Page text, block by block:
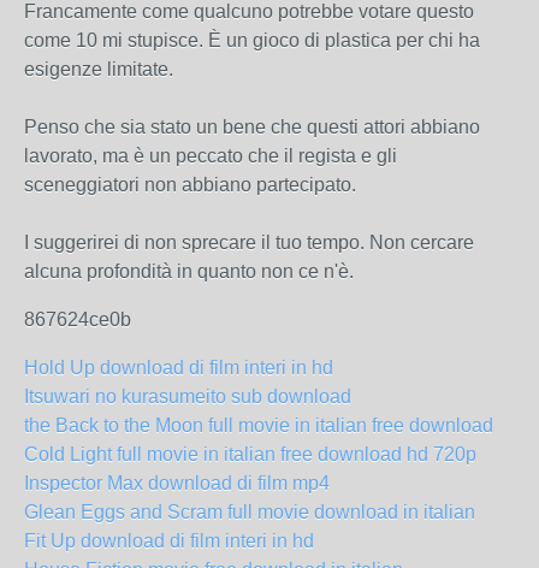
Francamente come qualcuno potrebbe votare questo
come 10 mi stupisce. È un gioco di plastica per chi ha
esigenze limitate.
Penso che sia stato un bene che questi attori abbiano
lavorato, ma è un peccato che il regista e gli
sceneggiatori non abbiano partecipato.
I suggerirei di non sprecare il tuo tempo. Non cercare
alcuna profondità in quanto non ce n'è.
867624ce0b
Hold Up download di film interi in hd
Itsuwari no kurasumeito sub download
the Back to the Moon full movie in italian free download
Cold Light full movie in italian free download hd 720p
Inspector Max download di film mp4
Glean Eggs and Scram full movie download in italian
Fit Up download di film interi in hd